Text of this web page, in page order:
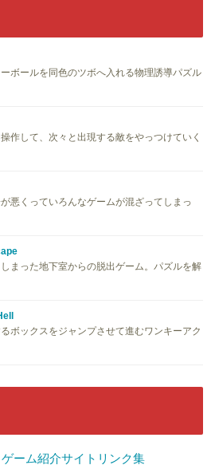
ボールを同色のツボへ入れる物理誘導パズル
作して、次々と出現する敵をやっつけていく
悪くっていろんなゲームが混ざってしまっ
まった地下室からの脱出ゲーム。パズルを解
ボックスをジャンプさせて進むワンキーアク
ーム紹介サイトリンク集